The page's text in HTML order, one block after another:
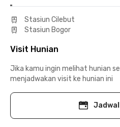
Stasiun Cilebut
Stasiun Bogor
Visit Hunian
Jika kamu ingin melihat hunian
menjadwakan visit ke hunian ini